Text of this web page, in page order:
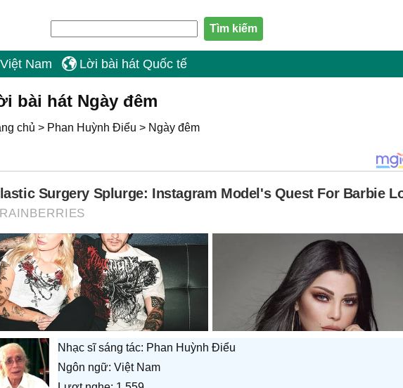
Nam Lời bài hát Quốc tế
bài hát Ngày đêm
chủ > Phan Huỳnh Điểu > Ngày đêm
Nhạc sĩ sáng tác: Phan Huỳnh Điểu
Ngôn ngữ: Việt Nam